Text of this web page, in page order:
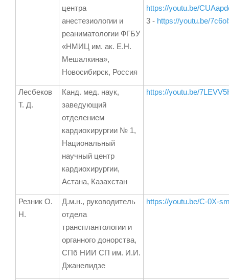
центра
анестезиологии и
реаниматологии ФГБУ
«НМИЦ им. ак. Е.Н.
Мешалкина»,
Новосибирск, Россия
https://youtu.be/
3 - https://youtu.be/
Лесбеков
Т. Д.
Канд. мед. наук,
заведующий
отделением
кардиохирургии № 1,
Национальный
научный центр
кардиохирургии,
Астана, Казахстан
https://youtu.be/
Резник О.
Н.
Д.м.н., руководитель
отдела
трансплантологии и
органного донорства,
СПб НИИ СП им. И.И.
Джанелидзе
https://youtu.be/C-0X-